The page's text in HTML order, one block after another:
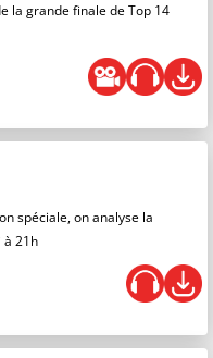
la grande finale de Top 14
spéciale, on analyse la
à 21h